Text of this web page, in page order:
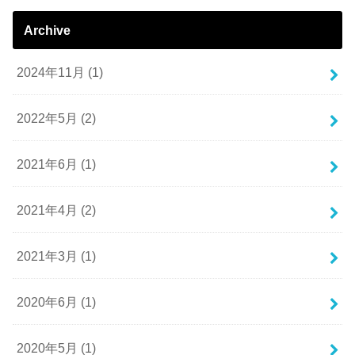
Archive
2024年11月 (1)
2022年5月 (2)
2021年6月 (1)
2021年4月 (2)
2021年3月 (1)
2020年6月 (1)
2020年5月 (1)